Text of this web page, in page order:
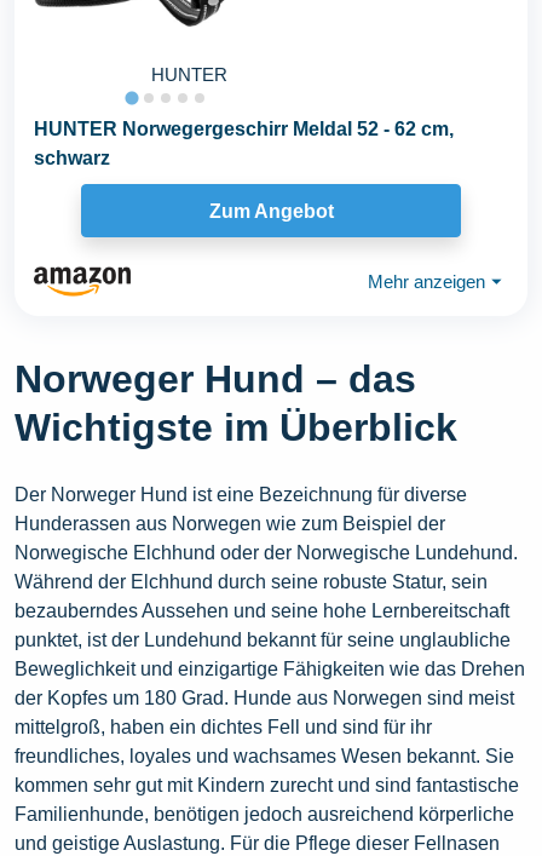
HUNTER
HUNTER Norwegergeschirr Meldal 52 - 62 cm,
schwarz
Zum Angebot
Mehr anzeigen ⏷
Norweger Hund – das
Wichtigste im Überblick
Der Norweger Hund ist eine Bezeichnung für diverse
Hunderassen aus Norwegen wie zum Beispiel der
Norwegische Elchhund oder der Norwegische Lundehund.
Während der Elchhund durch seine robuste Statur, sein
bezauberndes Aussehen und seine hohe Lernbereitschaft
punktet, ist der Lundehund bekannt für seine unglaubliche
Beweglichkeit und einzigartige Fähigkeiten wie das Drehen
der Kopfes um 180 Grad. Hunde aus Norwegen sind meist
mittelgroß, haben ein dichtes Fell und sind für ihr
freundliches, loyales und wachsames Wesen bekannt. Sie
kommen sehr gut mit Kindern zurecht und sind fantastische
Familienhunde, benötigen jedoch ausreichend körperliche
und geistige Auslastung. Für die Pflege dieser Fellnasen